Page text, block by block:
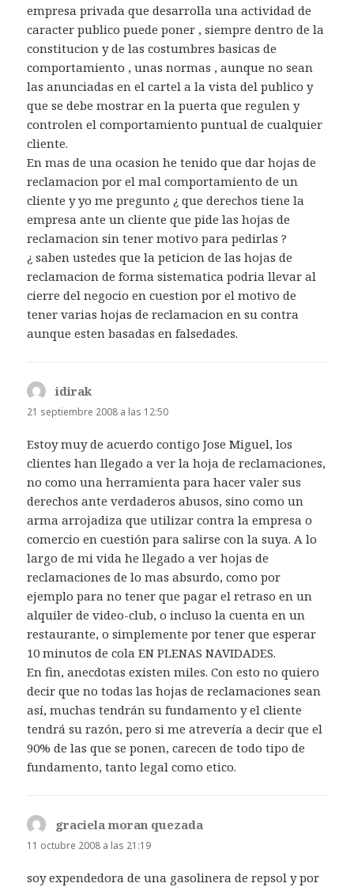
empresa privada que desarrolla una actividad de
caracter publico puede poner , siempre dentro de la
constitucion y de las costumbres basicas de
comportamiento , unas normas , aunque no sean
las anunciadas en el cartel a la vista del publico y
que se debe mostrar en la puerta que regulen y
controlen el comportamiento puntual de cualquier
cliente.
En mas de una ocasion he tenido que dar hojas de
reclamacion por el mal comportamiento de un
cliente y yo me pregunto ¿ que derechos tiene la
empresa ante un cliente que pide las hojas de
reclamacion sin tener motivo para pedirlas ?
¿ saben ustedes que la peticion de las hojas de
reclamacion de forma sistematica podria llevar al
cierre del negocio en cuestion por el motivo de
tener varias hojas de reclamacion en su contra
aunque esten basadas en falsedades.
idirak
21 septiembre 2008 a las 12:50
Estoy muy de acuerdo contigo Jose Miguel, los
clientes han llegado a ver la hoja de reclamaciones,
no como una herramienta para hacer valer sus
derechos ante verdaderos abusos, sino como un
arma arrojadiza que utilizar contra la empresa o
comercio en cuestión para salirse con la suya. A lo
largo de mi vida he llegado a ver hojas de
reclamaciones de lo mas absurdo, como por
ejemplo para no tener que pagar el retraso en un
alquiler de video-club, o incluso la cuenta en un
restaurante, o simplemente por tener que esperar
10 minutos de cola EN PLENAS NAVIDADES.
En fin, anecdotas existen miles. Con esto no quiero
decir que no todas las hojas de reclamaciones sean
así, muchas tendrán su fundamento y el cliente
tendrá su razón, pero si me atrevería a decir que el
90% de las que se ponen, carecen de todo tipo de
fundamento, tanto legal como etico.
graciela moran quezada
11 octubre 2008 a las 21:19
soy expendedora de una gasolinera de repsol y por